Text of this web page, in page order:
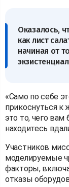
Оказалось,
как лист
начиная от
«Само по себе
прикоснуться к
это то, чего вам
находитесь
Участников
моделируемые
факторы,
отказы